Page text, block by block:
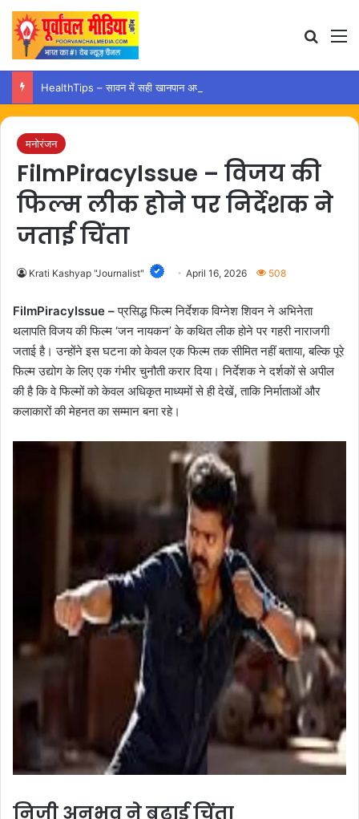
मनोरंजन
FilmPiracyIssue – विजय की
फिल्म लीक होने पर निर्देशक ने
जताई चिंता
Krati Kashyap "Journalist" April 16, 2026 508
FilmPiracyIssue –प्रसिद्ध फिल्म निर्देशक विग्नेश शिवन ने अभिनेता
थलापति विजय की फिल्म ‘जन नायकन’ के कथित लीक होने पर गहरी नाराजगी
जताई है। उन्होंने इस घटना को केवल एक फिल्म तक सीमित नहीं बताया, बल्कि पूरे
फिल्म उद्योग के लिए एक गंभीर चुनौती करार दिया। निर्देशक ने दर्शकों से अपील
की है कि वे फिल्मों को केवल अधिकृत माध्यमों से ही देखें, ताकि निर्माताओं और
कलाकारों की मेहनत का सम्मान बना रहे।
निजी अनुभव ने बढ़ाई चिंता